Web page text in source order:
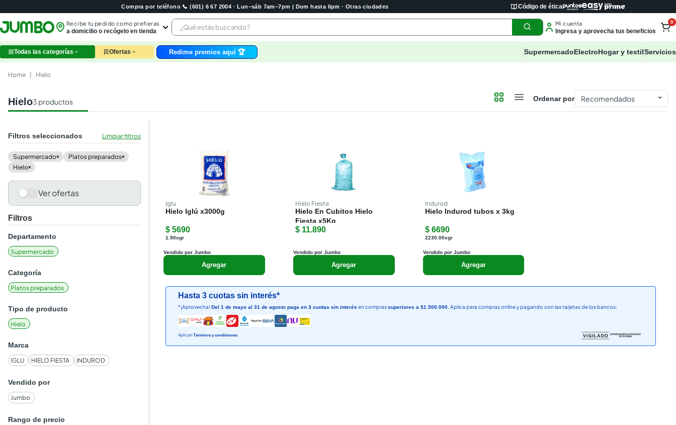
Compra por teléfono 📞 (601) 6 67 2004 · Lun–sáb 7am–7pm | Dom hasta 6pm · Otras ciudades Código de ética
Recibe tu pedido como prefieras
a domicilio o recógelo en tienda
¿Qué estás buscando? Mi cuenta
Ingresa y aprovecha tus beneficios
0
Todas las categorías Ofertas Redime premios aquí 🏆 SupermercadoElectroHogar y textilServicios
Home Hielo
Hielo3 productos Ordenar por ⌄
Filtros seleccionados Limpiar filtros
supermercado× platos preparados×
hielo×
Ver ofertas
Filtros
Departamento
Supermercado
Categoría
Platos preparados
Tipo de producto
Hielo
Marca
IGLU HIELO FIESTA INDUROD
Vendido por
Jumbo
Rango de precio
Iglu
Hielo Iglú x3000g
$ 5690
1.90xgr
Vendido por Jumbo
Agregar
Hielo Fiesta
Hielo En Cubitos Hielo
Fiesta x5Kg
$ 11.890
Vendido por Jumbo
Agregar
Indurod
Hielo Indurod tubos x 3kg
$ 6690
2230.00xgr
Vendido por Jumbo
Agregar
Hasta 3 cuotas sin interés*
*¡Aprovecha! Del 1 de mayo al 31 de agosto paga en 3 cuotas sin interés en comprassuperiores a $1.500.000. Aplica para compras online y pagando con las tarjetas de los bancos:
Aplican Términos y condiciones
leche
pollo
carne